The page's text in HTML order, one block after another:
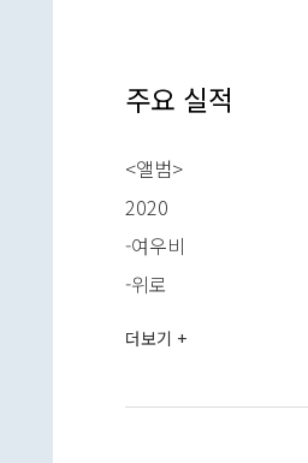
주요 실적
<앨범>
2020
-여우비
-위로
2021
더보기 +